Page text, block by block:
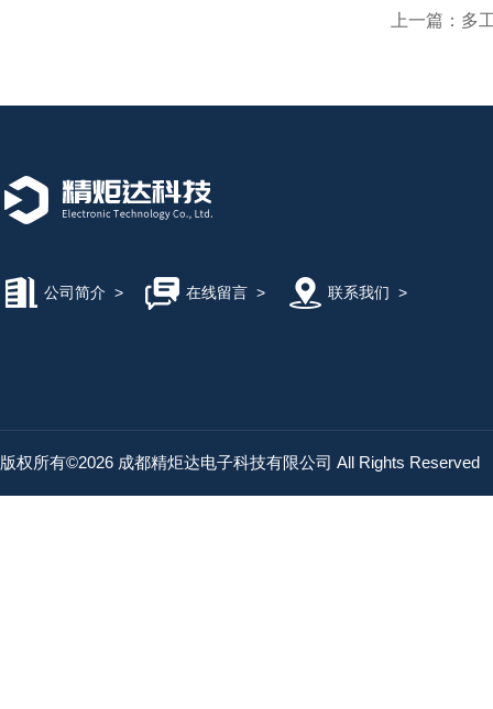
上一篇： 多
公司简介 > 在线留言> 联系我们 >
版权所有©2026 成都精炬达电子科技有限公司 All Rights Reserved